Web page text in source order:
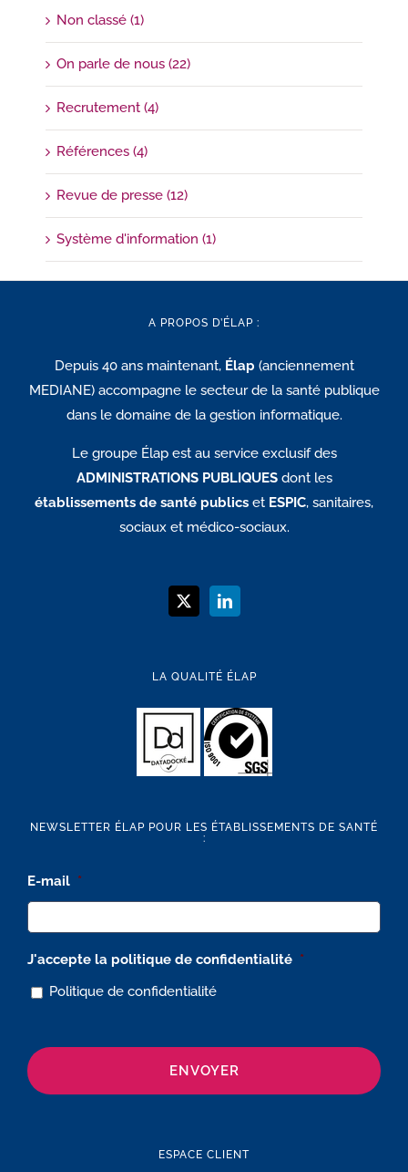
Non classé (1)
On parle de nous (22)
Recrutement (4)
Références (4)
Revue de presse (12)
Système d'information (1)
A PROPOS D’ÉLAP :
Depuis 40 ans maintenant, Élap (anciennement
MEDIANE) accompagne le secteur de la santé publique
dans le domaine de la gestion informatique.
Le groupe Élap est au service exclusif des
ADMINISTRATIONS PUBLIQUESdont les
établissements de santé publics et ESPIC, sanitaires,
sociaux et médico-sociaux.
LA QUALITÉ ÉLAP
NEWSLETTER ÉLAP POUR LES ÉTABLISSEMENTS DE SANTÉ
:
E-mail *
J'accepte la politique de confidentialité *
Politique de confidentialité
ESPACE CLIENT